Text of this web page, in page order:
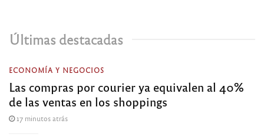
Últimas destacadas
ECONOMÍA Y NEGOCIOS
Las compras por courier ya equivalen al 40%
de las ventas en los shoppings
17 minutos atrás